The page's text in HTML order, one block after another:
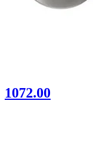
1072.00